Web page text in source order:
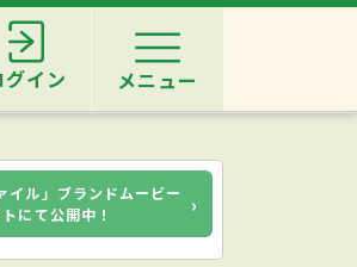
グイン メニュー
イル」ブランドムービー
にて公開中！
›